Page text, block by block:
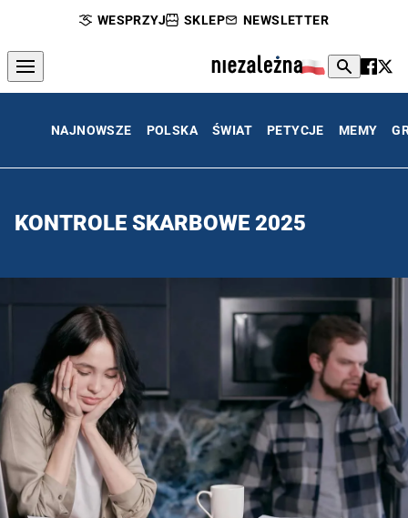
WESPRZYJ SKLEP NEWSLETTER
NAJNOWSZE POLSKA ŚWIAT PETYCJE MEMY
KONTROLE SKARBOWE 2025